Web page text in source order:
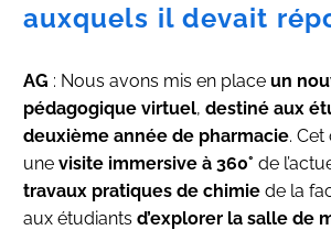
auxquels il devait
AG : Nous avons mis en place un
pédagogique virtuel, destiné aux
deuxième année de pharmacie.
une visite immersive à 360° de
travaux pratiques de chimie de la
aux étudiants d’explorer la salle de